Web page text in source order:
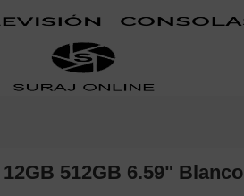
512GB 6.59" Blanco